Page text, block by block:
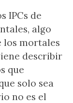
IPCs de
algo
los mortales
describir
que
solo sea
no es el